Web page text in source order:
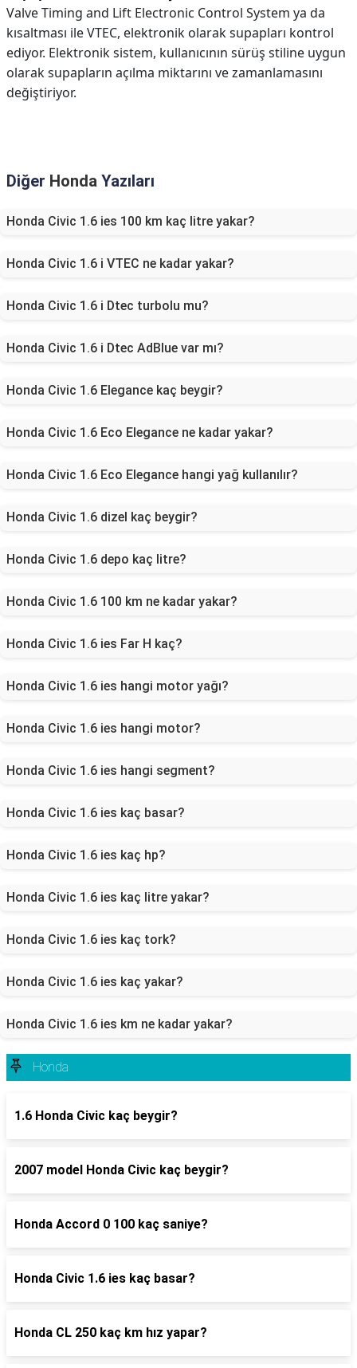
Valve Timing and Lift Electronic Control System ya da
kısaltması ile VTEC, elektronik olarak supapları kontrol
ediyor. Elektronik sistem, kullanıcının sürüş stiline uygun
olarak supapların açılma miktarını ve zamanlamasını
değiştiriyor.
Diğer Honda Yazıları
Honda Civic 1.6 ies 100 km kaç litre yakar?
Honda Civic 1.6 i VTEC ne kadar yakar?
Honda Civic 1.6 i Dtec turbolu mu?
Honda Civic 1.6 i Dtec AdBlue var mı?
Honda Civic 1.6 Elegance kaç beygir?
Honda Civic 1.6 Eco Elegance ne kadar yakar?
Honda Civic 1.6 Eco Elegance hangi yağ kullanılır?
Honda Civic 1.6 dizel kaç beygir?
Honda Civic 1.6 depo kaç litre?
Honda Civic 1.6 100 km ne kadar yakar?
Honda Civic 1.6 ies Far H kaç?
Honda Civic 1.6 ies hangi motor yağı?
Honda Civic 1.6 ies hangi motor?
Honda Civic 1.6 ies hangi segment?
Honda Civic 1.6 ies kaç basar?
Honda Civic 1.6 ies kaç hp?
Honda Civic 1.6 ies kaç litre yakar?
Honda Civic 1.6 ies kaç tork?
Honda Civic 1.6 ies kaç yakar?
Honda Civic 1.6 ies km ne kadar yakar?
Honda
1.6 Honda Civic kaç beygir?
2007 model Honda Civic kaç beygir?
Honda Accord 0 100 kaç saniye?
Honda Civic 1.6 ies kaç basar?
Honda CL 250 kaç km hız yapar?